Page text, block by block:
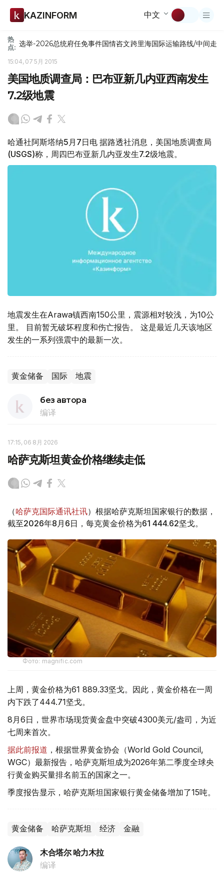
KAZINFORM 中文
热
点: 选举-2026总统府任免事件国情咨文跨里海国际运输路线/中间走廊
15:04, 07 5月 2015
美国地质调查局：巴布亚新几内亚西南发生
7.2级地震
哈通社阿斯塔纳5月7日电 据路透社消息，美国地质调查局
(USGS)称，周四巴布亚新几内亚发生7.2级地震。
地震发生在Arawa镇西南150公里，震源相对较浅，为10公
里。 目前暂无破坏程度和伤亡报告。 这是最近几天该地区
发生的一系列强震中的最新一次。
黄金储备 国际 地震
без автора
编译
17:15, 06 8月 2026
哈萨克斯坦黄金价格继续走低
（哈萨克国际通讯社讯）根据哈萨克斯坦国家银行的数据，
截至2026年8月6日，每克黄金价格为61 444.62坚戈。
Фото: magnific.com
上周，黄金价格为61 889.33坚戈。因此，黄金价格在一周
内下跌了444.71坚戈。
8月6日，世界市场现货黄金盘中突破4300美元/盎司，为近
七周来首次。
据此前报道 ，根据世界黄金协会（World Gold Council,
WGC）最新报告，哈萨克斯坦成为2026年第二季度全球央
行黄金购买量排名前五的国家之一。
季度报告显示，哈萨克斯坦国家银行黄金储备增加了15吨。
黄金储备 哈萨克斯坦 经济 金融
木合塔尔 哈力木拉
编译